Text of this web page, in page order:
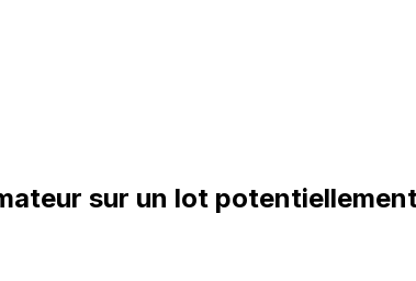
sur un lot